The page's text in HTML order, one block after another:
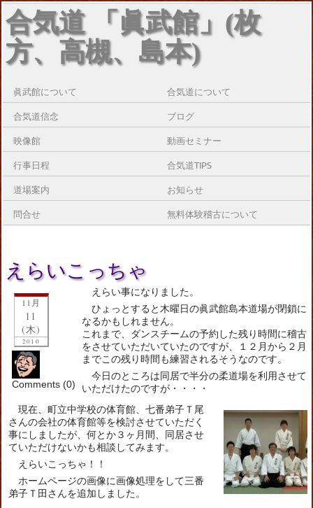
合気道 「眞武館」(枚
方、高槻、島本)
眞武館について 合気道について
合気道信念 ブログ
映像館 動画セミナー
行事日程 合気道TIPS
道場案内 お知らせ
問合せ 無料体験稽古について
えらいこっちゃ
11月
11
(木)
2010
Comments (0)
えらい事になりました。
ひょっとすると木曜日の眞武館島本道場が閉鎖に
なるかもしれません。
これまで、ダンスチームの予約した残り時間に稽古
をさせていただいていたのですが、１２月から２月
までこの残り時間も練習されるそうなのです。
今日のところは同居で半分の柔道場を利用させて
いただけたのですが・・・・
現在、町立中学校の体育館、七番弟子Ｔ尾
さんの会社の体育館等を検討させていただく
事にしましたが、何とか３ヶ月間、同居させ
ていただけないかも相談してみます。
えらいこっちゃ！！
ホームページの画像に画像処理をして三番
弟子Ｔ田さんを追加しました。